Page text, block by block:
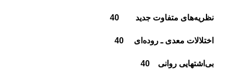
نظريه‌هاى متفاوت جديد
اختلالات معدى ـ روده‌اى
بى‌اشتهايى روانى